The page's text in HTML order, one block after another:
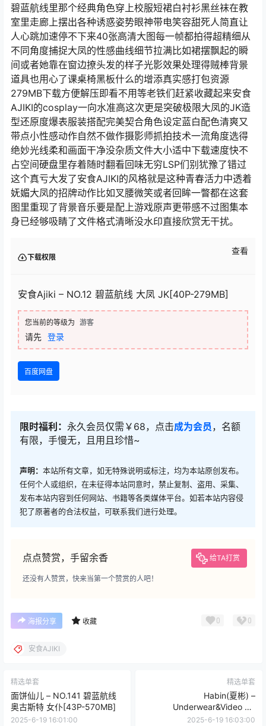
碧蓝航线里那个经典角色穿上校服短裙白衬衫黑丝袜在教
室里走廊上摆出各种诱惑姿势眼神带电笑容甜死人简直让
人心跳加速停不下来40张高清大图每一帧都拍得超精细从
不同角度捕捉大凤的性感曲线细节拉满比如裙摆飘起的瞬
间或者她靠在窗边撩头发的样子光影效果处理得贼棒背景
道具也用心了课桌椅黑板什么的增添真实感打包资源
279MB下载方便解压即看不用等老铁们赶紧收藏起来安食
AJIKI的cosplay一向水准高这次更是突破极限大凤的JK造
型还原度爆表服装搭配完美契合角色设定蓝白配色清爽又
带点小性感动作自然不做作摄影师抓拍技术一流角度选得
绝妙光线柔和画面干净没杂质文件大小适中下载速度快不
占空间硬盘里存着随时翻看回味无穷LSP们别犹豫了错过
这个真亏大发了安食AJIKI的风格就是这种青春活力中透着
妩媚大凤的招牌动作比如叉腰微笑或者回眸一瞥都在这套
图里重现了背景音乐要是配上游戏原声更带感不过图集本
身已经够吸睛了文件格式清晰没水印直接欣赏无干扰。
下载权限
查看
安食Ajiki – NO.12 碧蓝航线 大凤 JK[40P-279MB]
您当前的等级为 游客
请先 登录
百度网盘
限时福利： 永久会员仅需￥68，点击成为会员，名额
有限，手慢无，且用且珍惜~
声明： 本站所有文章，如无特殊说明或标注，均为本站原创发布。
任何个人或组织，在未征得本站同意时，禁止复制、盗用、采集、
发布本站内容到任何网站、书籍等各类媒体平台。如若本站内容侵
犯了原著者的合法权益，可联系我们进行处理。
点点赞赏，手留余香 给TA打赏
还没有人赞赏，快来当第一个赞赏的人吧！
海报分享 收藏 0 0
安食AJIKI
精选单套
面饼仙儿 – NO.141 碧蓝航线
奥古斯特 女仆[43P-570MB]
2025-6-19 16:01:00
精选单套
Habin(夏彬) –
Underwear&Video 05
[70P+2V／1.51GB]
2025-6-19 16:03:00